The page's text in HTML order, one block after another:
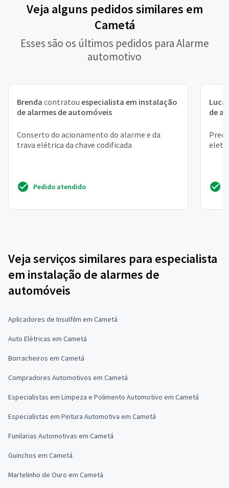
Veja alguns pedidos similares em
Cametá
Esses são os últimos pedidos para Alarme
automotivo
Brenda contratou especialista em instalação
de alarmes de automóveis
Conserto do acionamento do alarme e da
trava elétrica da chave codificada
Pedido atendido
de
Veja serviços similares para especialista
em instalação de alarmes de
automóveis
Aplicadores de Insulfilm em Cametá
Auto Elétricas em Cametá
Borracheiros em Cametá
Compradores Automotivos em Cametá
Especialistas em Limpeza e Polimento Automotivo em Cametá
Especialistas em Pintura Automotiva em Cametá
Funilarias Automotivas em Cametá
Guinchos em Cametá
Martelinho de Ouro em Cametá